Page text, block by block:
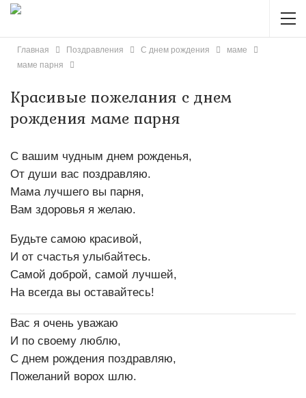
Главная Поздравления С днем рождения
маме
маме парня
Красивые пожелания с днем
рождения маме парня
С вашим чудным днем рожденья,
От души вас поздравляю.
Мама лучшего вы парня,
Вам здоровья я желаю.
Будьте самою красивой,
И от счастья улыбайтесь.
Самой доброй, самой лучшей,
На всегда вы оставайтесь!
Вас я очень уважаю
И по своему люблю,
С днем рождения поздравляю,
Пожеланий ворох шлю.